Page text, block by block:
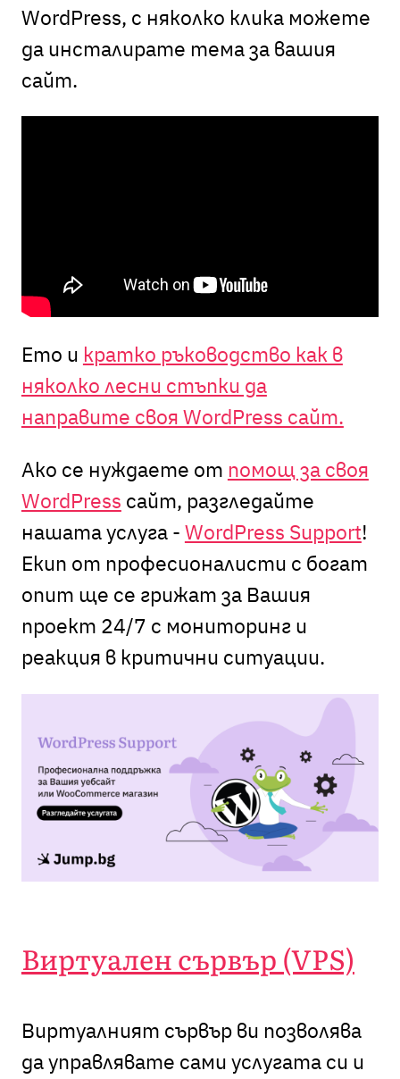
WordPress, с няколко клика можете
да инсталирате тема за вашия
сайт.
Ето и кратко ръководство как в
няколко лесни стъпки да
направите своя WordPress сайт.
Ако се нуждаете от помощ за своя
WordPress сайт, разгледайте
нашата услуга - WordPress Support!
Екип от професионалисти с богат
опит ще се грижат за Вашия
проект 24/7 с мониторинг и
реакция в критични ситуации.
Виртуален сървър (VPS)
Виртуалният сървър ви позволява
да управлявате сами услугата си и